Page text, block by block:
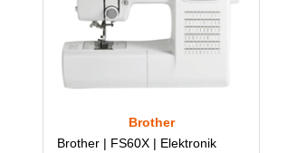
Brother
Brother | FS60X | Elektronik